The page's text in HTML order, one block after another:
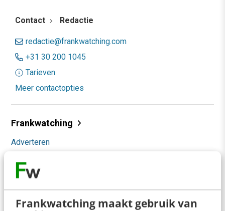
Frankwatching maakt gebruik van
Contact Redactie
redactie@frankwatching.com
+31 30 200 1045
Tarieven
Meer contactopties
Frankwatching
Adverteren
Contact
Nieuwsbrieven
Over ons